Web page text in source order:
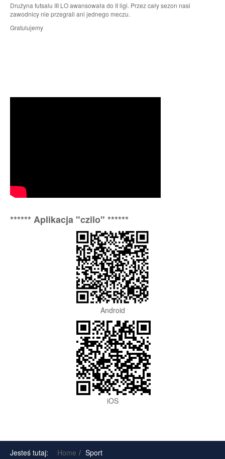
Drużyna futsalu III LO awansowała do II ligi. Przez cały sezon nasi
zawodnicy nie przegrali ani jednego meczu.
Gratulujemy
****** Aplikacja "czilo" ******
Android
iOS
Jesteś tutaj: Home Sport